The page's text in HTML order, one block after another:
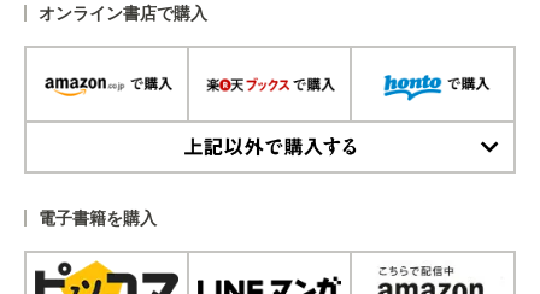
オンライン書店で購入
電子書籍を購入